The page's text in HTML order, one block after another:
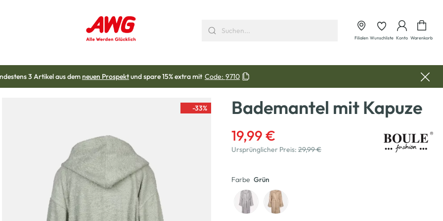
Filialen Wunschliste Konto Warenkorb
3 Artikel aus demneuen Prospektund spare 15% extra mit Code: 9710
-33% Bademantel mit Kapuze
19,99 €
Ursprünglicher Preis: 29,99 €
Farbe Grün